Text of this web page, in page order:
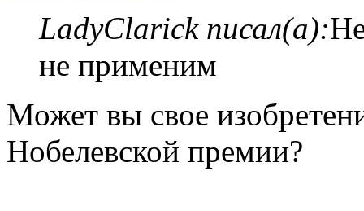
LadyClarick писал(а):
не применим
Может вы свое
Нобелевской премии?